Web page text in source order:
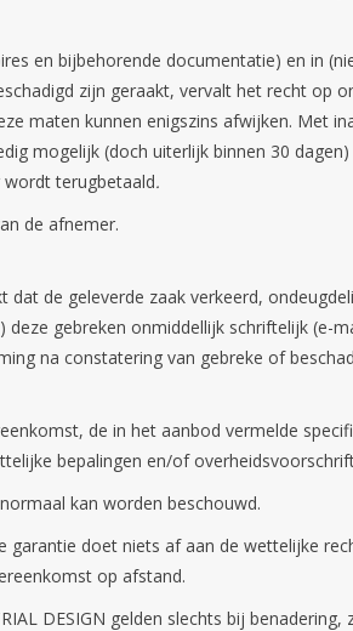
en bijbehorende documentatie) en in
zijn geraakt, vervalt het recht op
maten kunnen enigszins afwijken. Met
mogelijk (doch uiterlijk binnen 30
terugbetaald.
de afnemer.
de geleverde zaak verkeerd,
gebreken onmiddellijk schriftelijk (e-
na constatering van gebreke of
de in het aanbod vermelde
bepalingen en/of
kan worden beschouwd.
garantie doet niets af aan de wettelijke
op afstand.
DESIGN gelden slechts bij